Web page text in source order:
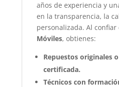
años de experiencia y
en la transparencia, la
personalizada. Al confiar
Móviles, obtienes:
Repuestos originales
certificada.
Técnicos con